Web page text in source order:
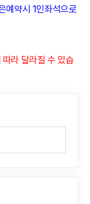
예약시 1인좌석으로
라 달라질 수 있습